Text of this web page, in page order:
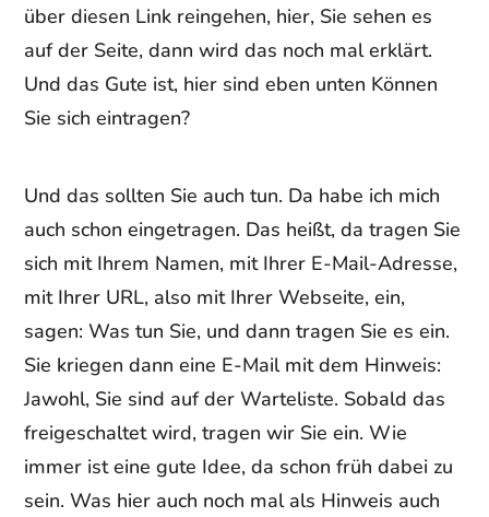
über diesen Link reingehen, hier, Sie sehen es
auf der Seite, dann wird das noch mal erklärt.
Und das Gute ist, hier sind eben unten Können
Sie sich eintragen?
Und das sollten Sie auch tun. Da habe ich mich
auch schon eingetragen. Das heißt, da tragen Sie
sich mit Ihrem Namen, mit Ihrer E-Mail-Adresse,
mit Ihrer URL, also mit Ihrer Webseite, ein,
sagen: Was tun Sie, und dann tragen Sie es ein.
Sie kriegen dann eine E-Mail mit dem Hinweis:
Jawohl, Sie sind auf der Warteliste. Sobald das
freigeschaltet wird, tragen wir Sie ein. Wie
immer ist eine gute Idee, da schon früh dabei zu
sein. Was hier auch noch mal als Hinweis auch